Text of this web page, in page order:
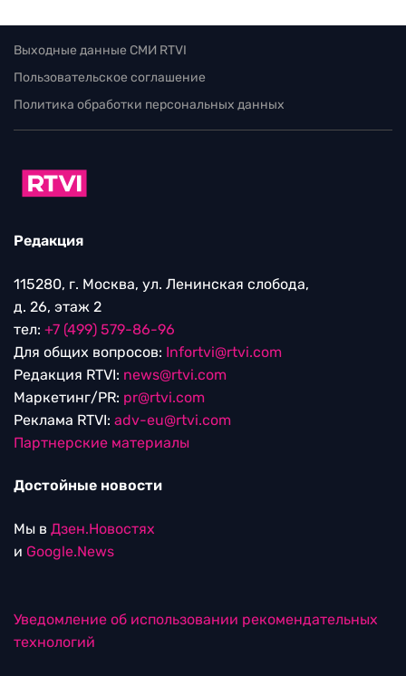
Выходные данные СМИ RTVI
Пользовательское соглашение
Политика обработки персональных данных
Редакция
115280, г. Москва, ул. Ленинская слобода,
д. 26, этаж 2
тел: +7 (499) 579-86-96
Для общих вопросов: Infortvi@rtvi.com
Редакция RTVI: news@rtvi.com
Маркетинг/PR: pr@rtvi.com
Реклама RTVI: adv-eu@rtvi.com
Партнерские материалы
Достойные новости
Мы в Дзен.Новостях
и Google.News
Уведомление об использовании рекомендательных
технологий